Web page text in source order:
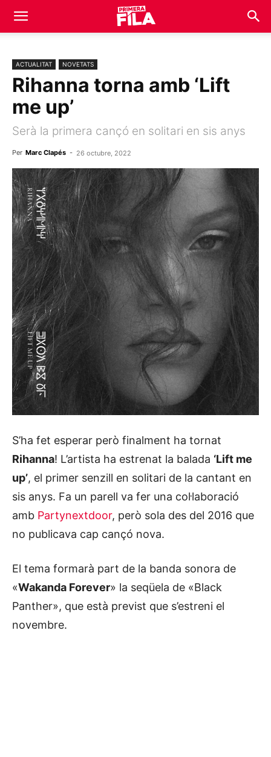
ACTUALITAT NOVETATS
Rihanna torna amb ‘Lift
me up’
Serà la primera cançó en solitari en sis anys
Per Marc Clapés - 26 octubre, 2022
S’ha fet esperar però finalment ha tornat
Rihanna! L’artista ha estrenat la balada ‘Lift me
up’, el primer senzill en solitari de la cantant en
sis anys. Fa un parell va fer una col·laboració
amb Partynextdoor, però sola des del 2016 que
no publicava cap cançó nova.
El tema formarà part de la banda sonora de
«Wakanda Forever» la seqüela de «Black
Panther», que està previst que s’estreni el
novembre.